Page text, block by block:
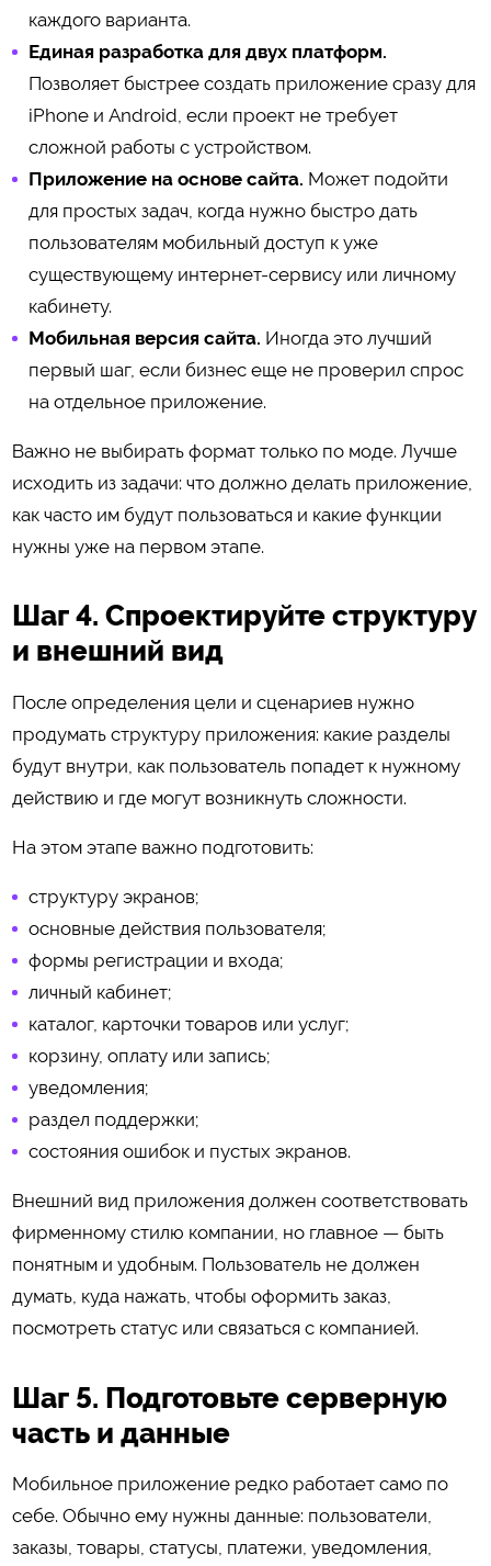
каждого варианта.
Единая разработка для двух платформ.
Позволяет быстрее создать приложение сразу для
iPhone и Android, если проект не требует
сложной работы с устройством.
Приложение на основе сайта. Может подойти
для простых задач, когда нужно быстро дать
пользователям мобильный доступ к уже
существующему интернет-сервису или личному
кабинету.
Мобильная версия сайта. Иногда это лучший
первый шаг, если бизнес еще не проверил спрос
на отдельное приложение.
Важно не выбирать формат только по моде. Лучше
исходить из задачи: что должно делать приложение,
как часто им будут пользоваться и какие функции
нужны уже на первом этапе.
Шаг 4. Спроектируйте структуру
и внешний вид
После определения цели и сценариев нужно
продумать структуру приложения: какие разделы
будут внутри, как пользователь попадет к нужному
действию и где могут возникнуть сложности.
На этом этапе важно подготовить:
структуру экранов;
основные действия пользователя;
формы регистрации и входа;
личный кабинет;
каталог, карточки товаров или услуг;
корзину, оплату или запись;
уведомления;
раздел поддержки;
состояния ошибок и пустых экранов.
Внешний вид приложения должен соответствовать
фирменному стилю компании, но главное — быть
понятным и удобным. Пользователь не должен
думать, куда нажать, чтобы оформить заказ,
посмотреть статус или связаться с компанией.
Шаг 5. Подготовьте серверную
часть и данные
Мобильное приложение редко работает само по
себе. Обычно ему нужны данные: пользователи,
заказы, товары, статусы, платежи, уведомления,